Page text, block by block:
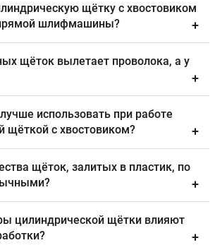
щётку с хвостовиком
шлифмашины?
+
щёток вылетает проволока, а у
+
использовать при работе
щёткой с хвостовиком?
+
щёток, залитых в пластик, по
+
цилиндрической щётки влияют
+